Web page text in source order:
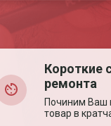
Короткие
ремонта
Починим Ваш
товар в